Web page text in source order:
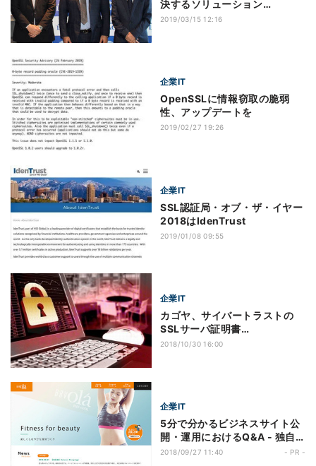
決するソリューション
「SeeLAC」提供
2019/03/15 12:16
企業IT
OpenSSLに情報窃取の脆弱
性、アップデートを
2019/02/27 19:26
企業IT
SSL認証局・オブ・ザ・イヤー
2018はIdenTrust
2019/01/08 09:55
企業IT
カゴヤ、サイバートラストの
SSLサーバ証明書
「SureServer EV」提供
2018/10/30 16:00
企業IT
5分で分かるビジネスサイト公
開・運用におけるQ&A - 独自
ドメイン、常時SSL、AMP対
2018/09/27 11:40 - PR -